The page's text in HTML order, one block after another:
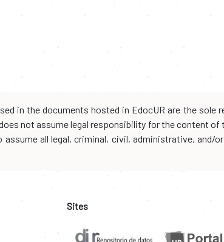
in the documents hosted in EdocUR are the
not assume legal responsibility for the content
all legal, criminal, civil, administrative,
Sites